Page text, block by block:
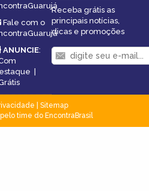
Fale com o
ANUNCIE:
|
Receba grátis as
principais notícias,
dicas e promoções
Sitemap
time do EncontraBrasil